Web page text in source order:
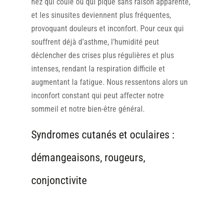
et les sinusites deviennent plus fréquentes,
provoquant douleurs et inconfort. Pour ceux qui
souffrent déjà d’asthme, l’humidité peut
déclencher des crises plus régulières et plus
intenses, rendant la respiration difficile et
augmentant la fatigue. Nous ressentons alors un
inconfort constant qui peut affecter notre
sommeil et notre bien-être général.
Syndromes cutanés et oculaires :
démangeaisons, rougeurs,
conjonctivite